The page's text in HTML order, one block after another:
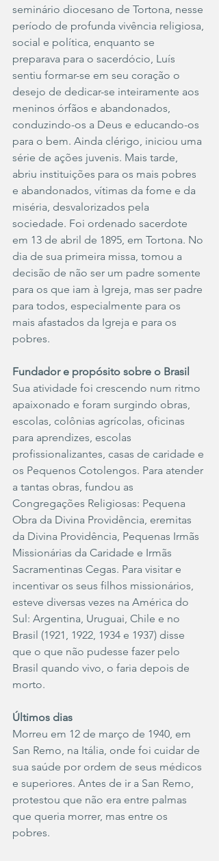
seminário diocesano de Tortona, nesse
período de profunda vivência religiosa,
social e política, enquanto se
preparava para o sacerdócio, Luís
sentiu formar-se em seu coração o
desejo de dedicar-se inteiramente aos
meninos órfãos e abandonados,
conduzindo-os a Deus e educando-os
para o bem. Ainda clérigo, iniciou uma
série de ações juvenis. Mais tarde,
abriu instituições para os mais pobres
e abandonados, vítimas da fome e da
miséria, desvalorizados pela
sociedade. Foi ordenado sacerdote
em 13 de abril de 1895, em Tortona. No
dia de sua primeira missa, tomou a
decisão de não ser um padre somente
para os que iam à Igreja, mas ser padre
para todos, especialmente para os
mais afastados da Igreja e para os
pobres.
Fundador e propósito sobre o Brasil
Sua atividade foi crescendo num ritmo
apaixonado e foram surgindo obras,
escolas, colônias agrícolas, oficinas
para aprendizes, escolas
profissionalizantes, casas de caridade e
os Pequenos Cotolengos. Para atender
a tantas obras, fundou as
Congregações Religiosas: Pequena
Obra da Divina Providência, eremitas
da Divina Providência, Pequenas Irmãs
Missionárias da Caridade e Irmãs
Sacramentinas Cegas. Para visitar e
incentivar os seus filhos missionários,
esteve diversas vezes na América do
Sul: Argentina, Uruguai, Chile e no
Brasil (1921, 1922, 1934 e 1937) disse
que o que não pudesse fazer pelo
Brasil quando vivo, o faria depois de
morto.
Últimos dias
Morreu em 12 de março de 1940, em
San Remo, na Itália, onde foi cuidar de
sua saúde por ordem de seus médicos
e superiores. Antes de ir a San Remo,
protestou que não era entre palmas
que queria morrer, mas entre os
pobres.